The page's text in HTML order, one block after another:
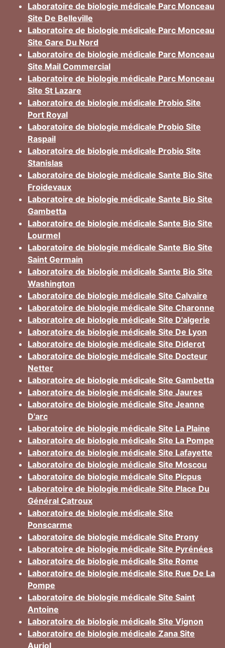
Laboratoire de biologie médicale Parc Monceau
Site De Belleville
Laboratoire de biologie médicale Parc Monceau
Site Gare Du Nord
Laboratoire de biologie médicale Parc Monceau
Site Mail Commercial
Laboratoire de biologie médicale Parc Monceau
Site St Lazare
Laboratoire de biologie médicale Probio Site
Port Royal
Laboratoire de biologie médicale Probio Site
Raspail
Laboratoire de biologie médicale Probio Site
Stanislas
Laboratoire de biologie médicale Sante Bio Site
Froidevaux
Laboratoire de biologie médicale Sante Bio Site
Gambetta
Laboratoire de biologie médicale Sante Bio Site
Lourmel
Laboratoire de biologie médicale Sante Bio Site
Saint Germain
Laboratoire de biologie médicale Sante Bio Site
Washington
Laboratoire de biologie médicale Site Calvaire
Laboratoire de biologie médicale Site Charonne
Laboratoire de biologie médicale Site D'algerie
Laboratoire de biologie médicale Site De Lyon
Laboratoire de biologie médicale Site Diderot
Laboratoire de biologie médicale Site Docteur
Netter
Laboratoire de biologie médicale Site Gambetta
Laboratoire de biologie médicale Site Jaures
Laboratoire de biologie médicale Site Jeanne
D'arc
Laboratoire de biologie médicale Site La Plaine
Laboratoire de biologie médicale Site La Pompe
Laboratoire de biologie médicale Site Lafayette
Laboratoire de biologie médicale Site Moscou
Laboratoire de biologie médicale Site Picpus
Laboratoire de biologie médicale Site Place Du
Général Catroux
Laboratoire de biologie médicale Site
Ponscarme
Laboratoire de biologie médicale Site Prony
Laboratoire de biologie médicale Site Pyrénées
Laboratoire de biologie médicale Site Rome
Laboratoire de biologie médicale Site Rue De La
Pompe
Laboratoire de biologie médicale Site Saint
Antoine
Laboratoire de biologie médicale Site Vignon
Laboratoire de biologie médicale Zana Site
Auriol